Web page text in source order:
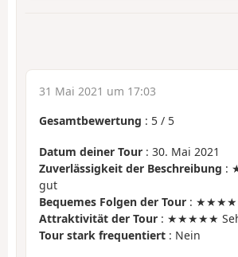
31 Mai 2021 um 17:03
Gesamtbewertung : 5 / 5
Datum deiner Tour : 30. Mai 2021
Zuverlässigkeit der Beschreibung :
gut
Bequemes Folgen der Tour :
Attraktivität der Tour : ★★★★★
Tour stark frequentiert : Nein